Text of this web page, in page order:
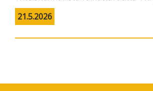
21.5.2026